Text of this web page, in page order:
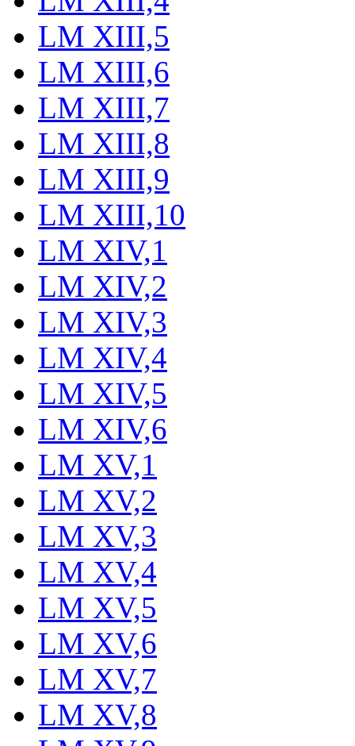
LM XIII,5
LM XIII,6
LM XIII,7
LM XIII,8
LM XIII,9
LM XIII,10
LM XIV,1
LM XIV,2
LM XIV,3
LM XIV,4
LM XIV,5
LM XIV,6
LM XV,1
LM XV,2
LM XV,3
LM XV,4
LM XV,5
LM XV,6
LM XV,7
LM XV,8